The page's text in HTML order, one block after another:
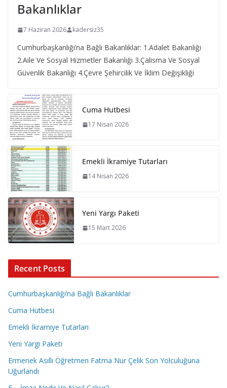
Bakanlıklar
7 Haziran 2026 kadersiz35
Cumhurbaşkanlığı’na Bağlı Bakanlıklar: 1.Adalet Bakanlığı
2.Aile Ve Sosyal Hizmetler Bakanlığı 3.Çalisma Ve Sosyal
Güvenlik Bakanlığı 4.Çevre Şehircilik Ve İklim Değişikliği
Cuma Hutbesi
17 Nisan 2026
Emekli İkramiye Tutarları
14 Nisan 2026
Yeni Yargı Paketi
15 Mart 2026
Recent Posts
Cumhurbaşkanlığı’na Bağlı Bakanlıklar
Cuma Hutbesi
Emekli İkramiye Tutarları
Yeni Yargı Paketi
Ermenek Asıllı Öğretmen Fatma Nur Çelik Son Yolculuğuna
Uğurlandı